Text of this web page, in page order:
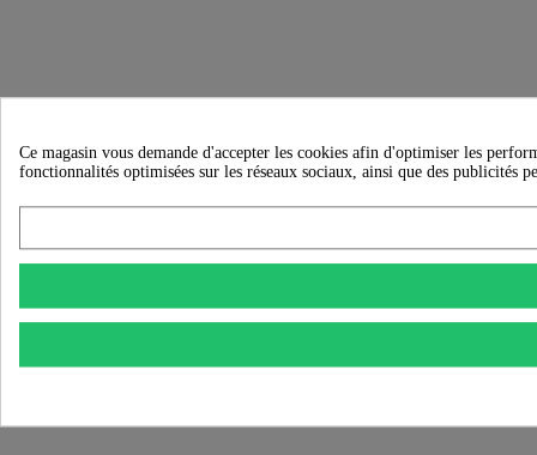
Ce magasin vous demande d'accepter les cookies afin d'optimiser les
fonctionnalités optimisées sur les réseaux sociaux, ainsi que des publicités